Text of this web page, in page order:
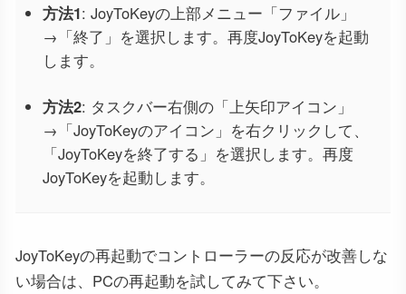
方法1: JoyToKeyの上部メニュー「ファイル」
→「終了」を選択します。再度JoyToKeyを起動
します。
方法2: タスクバー右側の「上矢印アイコン」
→「JoyToKeyのアイコン」を右クリックして、
「JoyToKeyを終了する」を選択します。再度
JoyToKeyを起動します。
JoyToKeyの再起動でコントローラーの反応が改善しな
い場合は、PCの再起動を試してみて下さい。